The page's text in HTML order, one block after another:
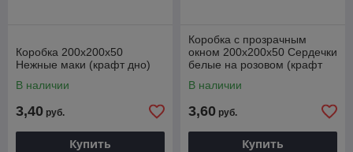
Коробка 200х200х50
Нежные маки (крафт дно)
В наличии
3,40 руб.
Купить
Коробка с прозрачным
окном 200х200х50 Сердечки
белые на розовом (крафт
В наличии
3,60 руб.
Купить